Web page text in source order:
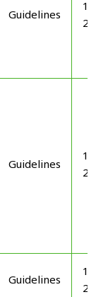
Guidelines
Guidelines
Guidelines